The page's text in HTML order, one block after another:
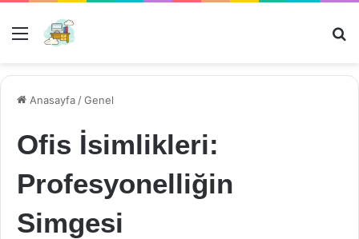
Menü
Anasayfa /Genel
Ofis İsimlikleri:
Profesyonelliğin
Simgesi